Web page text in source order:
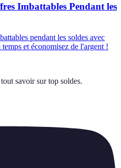
Imbattables Pendant les
pendant les soldes avec
et économisez de l'argent !
savoir sur top soldes.